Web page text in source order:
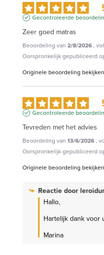
Gecontroleerde
Zeer goed matras
Beoordeling van 2/8/2026,
Oorspronkelijk gepubliceerd
Originele beoordeling bekijken
Gecontroleerde
Tevreden met het advies
Beoordeling van 13/6/2026,
Oorspronkelijk gepubliceerd
Originele beoordeling bekijken
Reactie door
Hallo,
Hartelijk dank voor
Marina